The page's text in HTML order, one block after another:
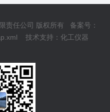
责任公司 版权所有 备案号：
技术支持：化工仪器